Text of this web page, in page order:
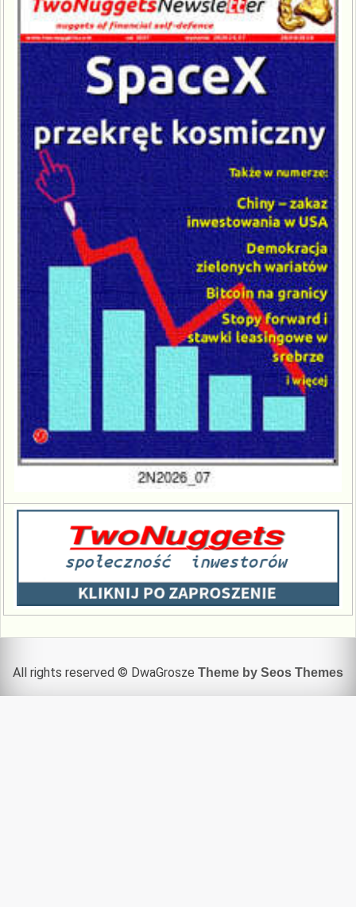
All rights reserved © DwaGrosze Theme by Seos Themes